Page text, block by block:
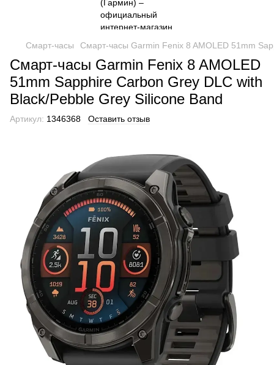
Смарт-часы Смарт-часы Garmin Fenix 8 AMOLED 51mm
Смарт-часы Garmin Fenix 8 AMOLED
51mm Sapphire Carbon Grey DLC with
Black/Pebble Grey Silicone Band
Артикул: 1346368 Оставить отзыв